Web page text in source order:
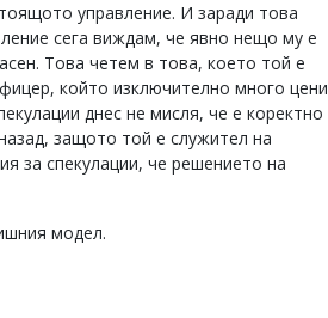
управление. И заради това
сега виждам, че явно нещо му е
Това четем в това, което той е
който изключително много цени
днес не мисля, че е коректно
защото той е служител на
за спекулации, че решението на
модел.